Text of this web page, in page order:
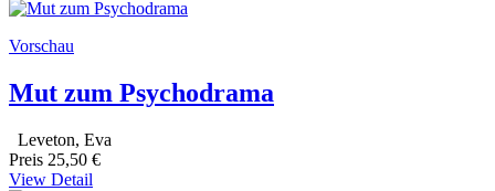
Vorschau
Mut zum Psychodrama
Leveton, Eva
Preis 25,50 €
View Detail